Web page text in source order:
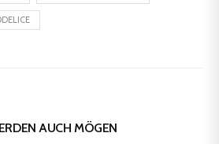
AUCH MÖGEN